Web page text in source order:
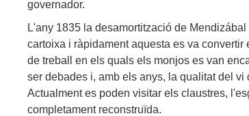
governador.
L'any 1835 la desamortització de
cartoixa i ràpidament aquesta es va
de treball en els quals els monjos es van
ser debades i, amb els anys, la qualitat del
Actualment es poden visitar els claustres,
completament reconstruïda.